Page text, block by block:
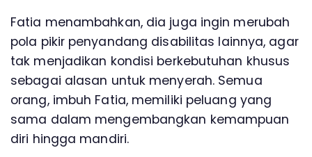
Fatia menambahkan, dia juga ingin merubah
pola pikir penyandang disabilitas lainnya, agar
tak menjadikan kondisi berkebutuhan khusus
sebagai alasan untuk menyerah. Semua
orang, imbuh Fatia, memiliki peluang yang
sama dalam mengembangkan kemampuan
diri hingga mandiri.